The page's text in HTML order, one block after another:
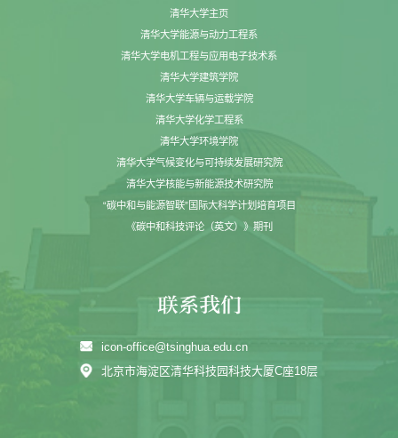
清华大学主页
清华大学能源与动力工程系
清华大学电机工程与应用电子技术系
清华大学建筑学院
清华大学车辆与运载学院
清华大学化学工程系
清华大学环境学院
清华大学气候变化与可持续发展研究院
清华大学核能与新能源技术研究院
“碳中和与能源智联”国际大科学计划培育项目
《碳中和科技评论（英文）》期刊
icon-office@tsinghua.edu.cn
北京市海淀区清华科技园科技大厦C座18层